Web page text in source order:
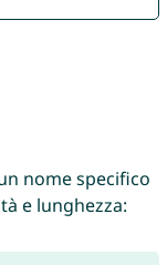
nome specifico
e lunghezza: